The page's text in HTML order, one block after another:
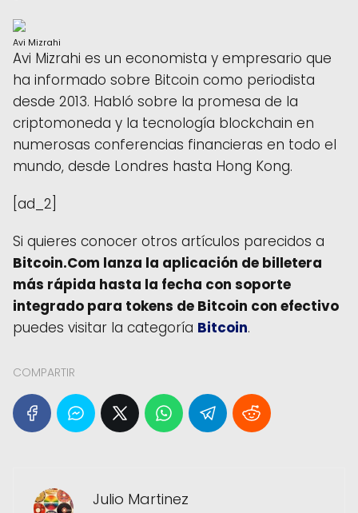
Avi Mizrahi
Avi Mizrahi es un economista y empresario que
ha informado sobre Bitcoin como periodista
desde 2013. Habló sobre la promesa de la
criptomoneda y la tecnología blockchain en
numerosas conferencias financieras en todo el
mundo, desde Londres hasta Hong Kong.
[ad_2]
Si quieres conocer otros artículos parecidos a
Bitcoin.Com lanza la aplicación de billetera
más rápida hasta la fecha con soporte
integrado para tokens de Bitcoin con efectivo
puedes visitar la categoría Bitcoin.
COMPARTIR
Julio Martinez